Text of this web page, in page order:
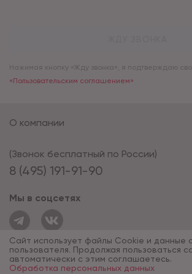
Нажимая кнопку «Жду звонка», я подтверждаю
«Пользовательским соглашением»
8 (495) 191-91-90
(Звонок бесплатный по России)
Мы в соцсетях
О компании
© 1994 - 2026*, «ОПУС ТД»
Сайт использует файлы Cookie и данные
пользователя. Продолжая пользоваться
автоматически с этим соглашаетесь.
Обработка персональных данных